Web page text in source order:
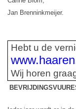
Jan Brenninkmeijer.
Hebt u de
Wij horen